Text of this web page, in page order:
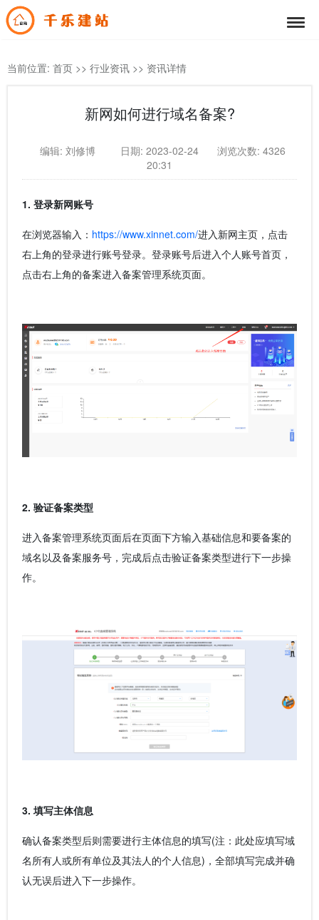
当前位置: 首页 >> 行业资讯 >> 资讯详情
新网如何进行域名备案?
编辑: 刘修博
日期: 2023-02-24
20:31
浏览次数: 4326
1. 登录新网账号
在浏览器输入： https://www.xinnet.com/进入新网主页，点击
右上角的登录进行账号登录。登录账号后进入个人账号首页，
点击右上角的备案进入备案管理系统页面。
2. 验证备案类型
进入备案管理系统页面后在页面下方输入基础信息和要备案的
域名以及备案服务号，完成后点击验证备案类型进行下一步操
作。
3. 填写主体信息
确认备案类型后则需要进行主体信息的填写(注：此处应填写域
名所有人或所有单位及其法人的个人信息)，全部填写完成并确
认无误后进入下一步操作。